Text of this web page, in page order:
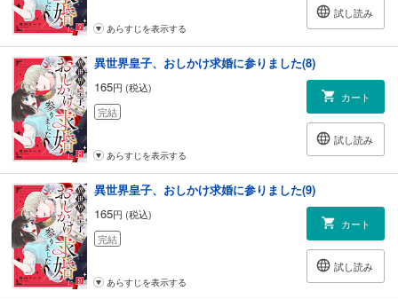
試し読み
あらすじを表示する
異世界皇子、おしかけ求婚に参りました(8)
165円 (税込)
完結
カート
試し読み
あらすじを表示する
異世界皇子、おしかけ求婚に参りました(9)
165円 (税込)
完結
カート
試し読み
あらすじを表示する